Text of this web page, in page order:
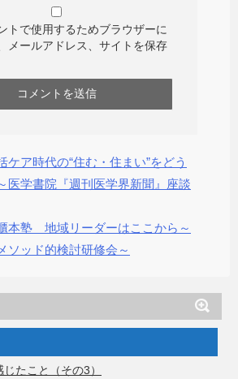
トで使用するためブラウザーに
メールアドレス、サイトを保存
ケア時代の“住む・住まい”をどう
医学書院『週刊医学界新聞』座談
本塾 地域リーダーはここから～
ソッド的検討研修会～
たこと（その3）